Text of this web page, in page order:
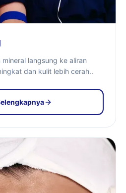
langsung ke aliran
dan kulit lebih cerah..